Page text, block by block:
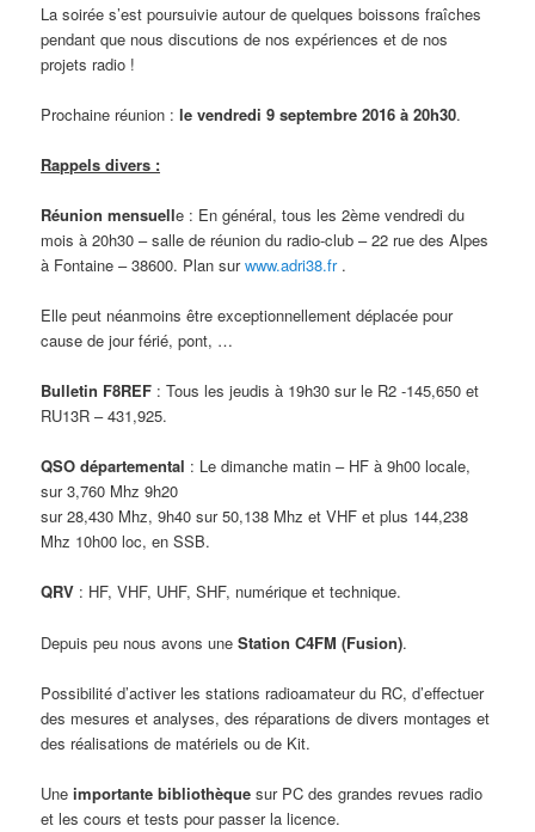
La soirée s’est poursuivie autour de quelques boissons fraîches
pendant que nous discutions de nos expériences et de nos
projets radio !
Prochaine réunion : le vendredi 9 septembre 2016 à 20h30.
Rappels divers :
Réunion mensuelle : En général, tous les 2ème vendredi du
mois à 20h30 – salle de réunion du radio-club – 22 rue des Alpes
à Fontaine – 38600. Plan surwww.adri38.fr.
Elle peut néanmoins être exceptionnellement déplacée pour
cause de jour férié, pont, …
Bulletin F8REF : Tous les jeudis à 19h30 sur le R2 -145,650 et
RU13R – 431,925.
QSO départemental : Le dimanche matin – HF à 9h00 locale,
sur 3,760 Mhz 9h20
sur 28,430 Mhz, 9h40 sur 50,138 Mhz et VHF et plus 144,238
Mhz 10h00 loc, en SSB.
QRV : HF, VHF, UHF, SHF, numérique et technique.
Depuis peu nous avons uneStation C4FM (Fusion).
Possibilité d’activer les stations radioamateur du RC, d’effectuer
des mesures et analyses, des réparations de divers montages et
des réalisations de matériels ou de Kit.
Uneimportante bibliothèque sur PC des grandes revues radio
et les cours et tests pour passer la licence.